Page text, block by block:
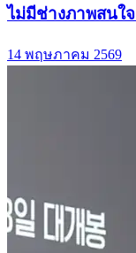
ไม่มีช่างภาพสนใ
14 พฤษภาคม 2569